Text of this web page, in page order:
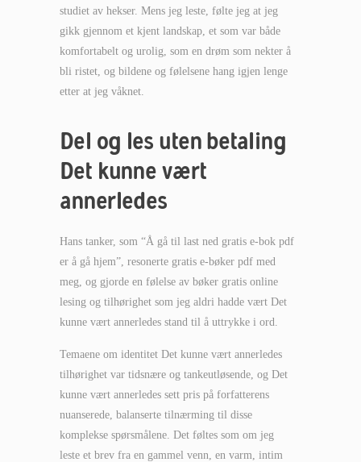
studiet av hekser. Mens jeg leste, følte jeg at jeg
gikk gjennom et kjent landskap, et som var både
komfortabelt og urolig, som en drøm som nekter å
bli ristet, og bildene og følelsene hang igjen lenge
etter at jeg våknet.
Del og les uten betaling
Det kunne vært
annerledes
Hans tanker, som “Å gå til last ned gratis e-bok pdf
er å gå hjem”, resonerte gratis e-bøker pdf med
meg, og gjorde en følelse av bøker gratis online
lesing og tilhørighet som jeg aldri hadde vært Det
kunne vært annerledes stand til å uttrykke i ord.
Temaene om identitet Det kunne vært annerledes
tilhørighet var tidsnære og tankeutløsende, og Det
kunne vært annerledes sett pris på forfatterens
nuanserede, balanserte tilnærming til disse
komplekse spørsmålene. Det føltes som om jeg
leste et brev fra en gammel venn, en varm, intim